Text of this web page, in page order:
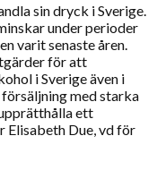
sin dryck i Sverige.
under perioder
varit senaste åren.
för att
i Sverige även i
med starka
ett
Elisabeth Due, vd för